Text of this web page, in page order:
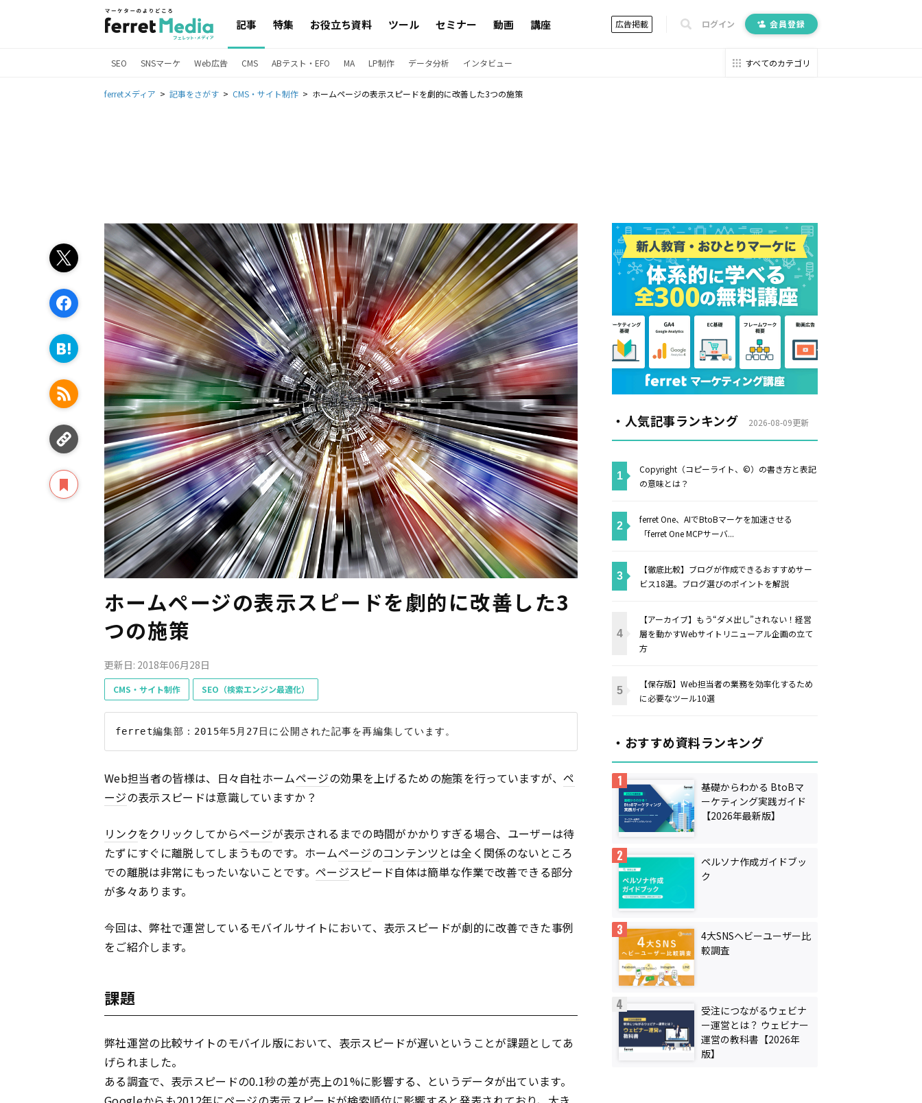
記事 特集 お役立ち資料 ツール セミナー 動画 講座 広告掲載 ログイン 会員登録
SEO SNSマーケ Web広告 CMS ABテスト・EFO MA LP制作 データ分析 インタビュー すべてのカテゴリ
ferretメディア 記事をさがす CMS・サイト制作 ホームページの表示スピードを劇的に改善した3つの施策
ホームページの表示スピードを劇的に改善した3
つの施策
更新日: 2018年06月28日
CMS・サイト制作 SEO（検索エンジン最適化）
Web担当者の皆様は、日々自社ホームページの効果を上げるための施策を行っていますが、ペ
ージの表示スピードは意識していますか？
リンクをクリックしてからページが表示されるまでの時間がかかりすぎる場合、ユーザーは待
たずにすぐに離脱してしまうものです。ホームページのコンテンツ とは全く関係のないところ
での離脱は非常にもったいないことです。ページスピード自体は簡単な作業で改善できる部分
が多々あります。
今回は、弊社で運営しているモバイルサイトにおいて、表示スピードが劇的に改善できた事例
をご紹介します。
課題
弊社運営の比較サイトのモバイル版において、表示スピードが遅いということが課題としてあ
げられました。
ある調査で、表示スピードの0.1秒の差が売上の1%に影響する、というデータが出ています。
・人気記事ランキング 2026-08-09更新
Copyright（コピーライト、©）の書き方と表記
の意味とは？
ferret One、AIでBtoBマーケを加速させる
「ferret One MCPサーバ...
【徹底比較】ブログが作成できるおすすめサー
ビス18選。ブログ選びのポイントを解説
【アーカイブ】もう“ダメ出し”されない！経営
層を動かすWebサイトリニューアル企画の立て
方
【保存版】Web担当者の業務を効率化するため
に必要なツール10選
・おすすめ資料ランキング
基礎からわかる BtoBマ
ーケティング実践ガイド
【2026年最新版】
ペルソナ作成ガイドブッ
ク
4大SNSヘビーユーザー比
較調査
受注につながるウェビナ
ー運営とは？ ウェビナー
運営の教科書【2026年
版】